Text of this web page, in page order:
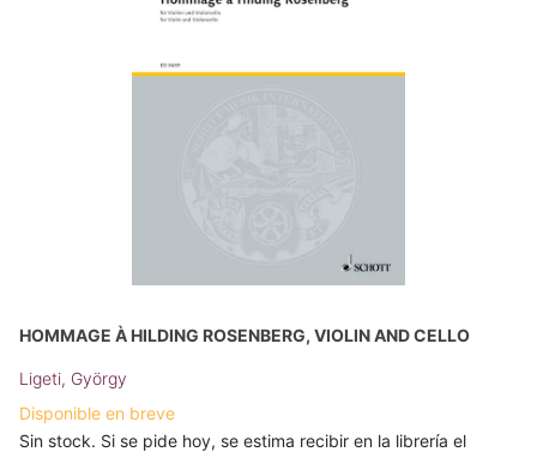
HOMMAGE À HILDING ROSENBERG, VIOLIN AND CELLO
Ligeti, György
Disponible en breve
Sin stock. Si se pide hoy, se estima recibir en la librería el